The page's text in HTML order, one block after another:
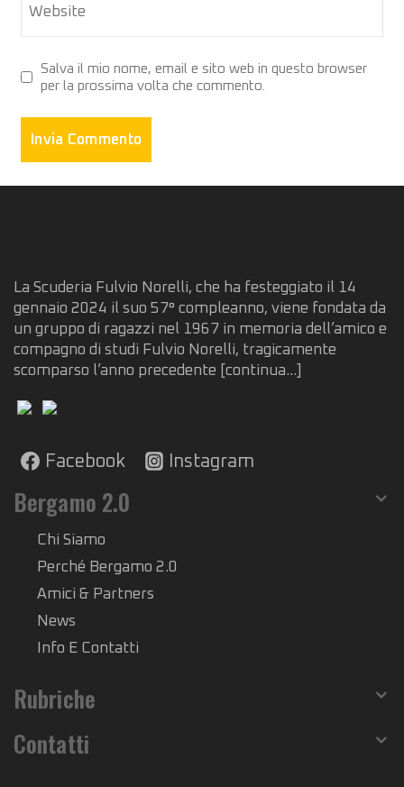
Website
Salva il mio nome, email e sito web in questo browser
per la prossima volta che commento.
La Scuderia Fulvio Norelli, che ha festeggiato il 14
gennaio 2024 il suo 57° compleanno, viene fondata da
un gruppo di ragazzi nel 1967 in memoria dell’amico e
compagno di studi Fulvio Norelli, tragicamente
scomparso l’anno precedente
[continua...]
Facebook Instagram
Bergamo 2.0
Chi Siamo
Perché Bergamo 2.0
Amici & Partners
News
Info E Contatti
Rubriche
Contatti